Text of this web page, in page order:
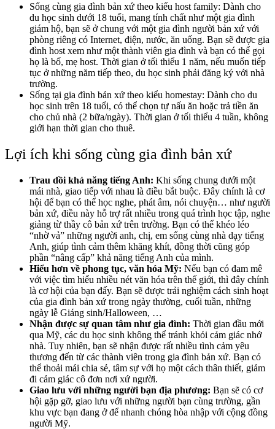
Sống cùng gia đình bản xứ theo kiểu host family: Dành cho
du học sinh dưới 18 tuổi, mang tính chất như một gia đình
giám hộ, bạn sẽ ở chung với một gia đình người bản xứ với
phòng riêng có Internet, điện, nước, ăn uống. Bạn sẽ được gia
đình host xem như một thành viên gia đình và bạn có thể gọi
họ là bố, mẹ host. Thời gian ở tối thiểu 1 năm, nếu muốn tiếp
tục ở những năm tiếp theo, du học sinh phải đăng ký với nhà
trường.
Sống tại gia đình bản xứ theo kiểu homestay: Dành cho du
học sinh trên 18 tuổi, có thể chọn tự nấu ăn hoặc trả tiền ăn
cho chủ nhà (2 bữa/ngày). Thời gian ở tối thiểu 4 tuần, không
giới hạn thời gian cho thuê.
Lợi ích khi sống cùng gia đình bản xứ
Trau dồi khả năng tiếng Anh: Khi sống chung dưới một
mái nhà, giao tiếp với nhau là điều bắt buộc. Đây chính là cơ
hội để bạn có thể học nghe, phát âm, nói chuyện… như người
bản xứ, điều này hỗ trợ rất nhiều trong quá trình học tập, nghe
giảng từ thầy cô bản xứ trên trường. Bạn có thể khéo léo
“nhờ vả” những người anh, chị, em sống cùng nhà dạy tiếng
Anh, giúp tình cảm thêm khăng khít, đồng thời cũng góp
phần “nâng cấp” khả năng tiếng Anh của mình.
Hiểu hơn về phong tục, văn hóa Mỹ: Nếu bạn có đam mê
với việc tìm hiểu nhiều nét văn hóa trên thế giới, thì đây chính
là cơ hội của bạn đấy. Bạn sẽ được trải nghiệm cách sinh hoạt
của gia đình bản xứ trong ngày thường, cuối tuần, những
ngày lễ Giáng sinh/Halloween, …
Nhận được sự quan tâm như gia đình: Thời gian đầu mới
qua Mỹ, các du học sinh không thể tránh khỏi cảm giác nhớ
nhà. Tuy nhiên, bạn sẽ nhận được rất nhiều tình cảm yêu
thương đến từ các thành viên trong gia đình bản xứ. Bạn có
thể thoải mái chia sẻ, tâm sự với họ một cách thân thiết, giảm
đi cảm giác cô đơn nơi xứ người.
Giao lưu với những người bạn địa phương: Bạn sẽ có cơ
hội gặp gỡ, giao lưu với những người bạn cùng trường, gần
khu vực bạn đang ở để nhanh chóng hòa nhập với cộng đồng
người Mỹ.